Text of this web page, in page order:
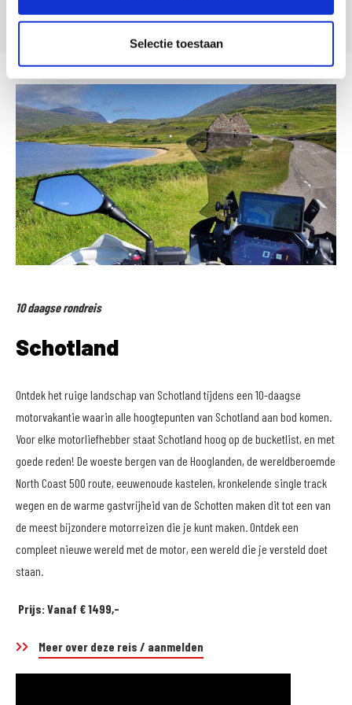
Selectie toestaan
10 daagse rondreis
Schotland
Ontdek het ruige landschap van Schotland tijdens een 10-daagse
motorvakantie waarin alle hoogtepunten van Schotland aan bod komen.
Voor elke motorliefhebber staat Schotland hoog op de bucketlist, en met
goede reden! De woeste bergen van de Hooglanden, de wereldberoemde
North Coast 500 route, eeuwenoude kastelen, kronkelende single track
wegen en de warme gastvrijheid van de Schotten maken dit tot een van
de meest bijzondere motorreizen die je kunt maken. Ontdek een
compleet nieuwe wereld met de motor, een wereld die je versteld doet
staan.
Prijs: Vanaf € 1499,-
Meer over deze reis / aanmelden